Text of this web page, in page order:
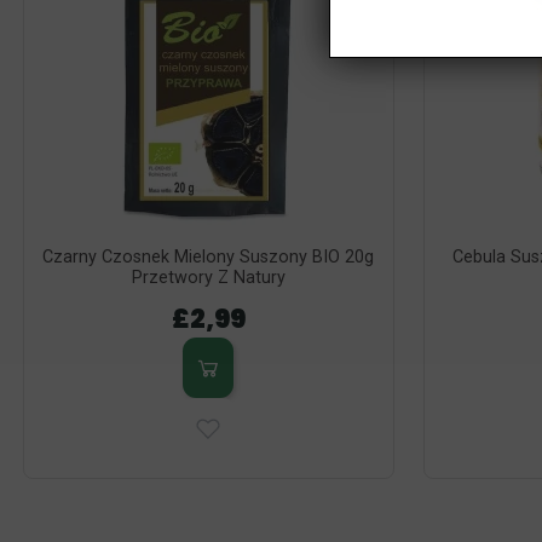
Czarny Czosnek Mielony Suszony BIO 20g
Przetwory Z Natury
£2,99
Cebula